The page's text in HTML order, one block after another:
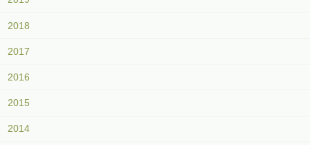
2018
2017
2016
2015
2014